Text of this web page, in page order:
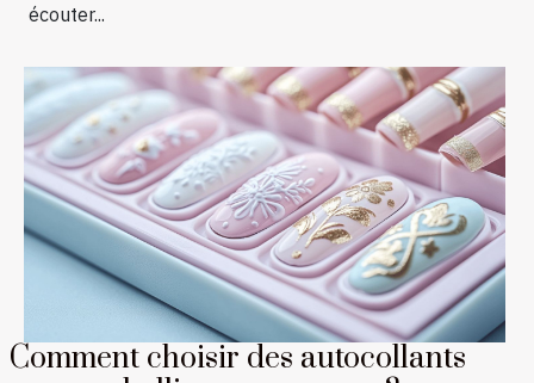
écouter...
Comment choisir des autocollants